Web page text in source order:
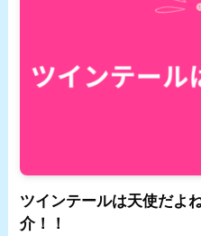
ツインテールは天使だよ
介！！